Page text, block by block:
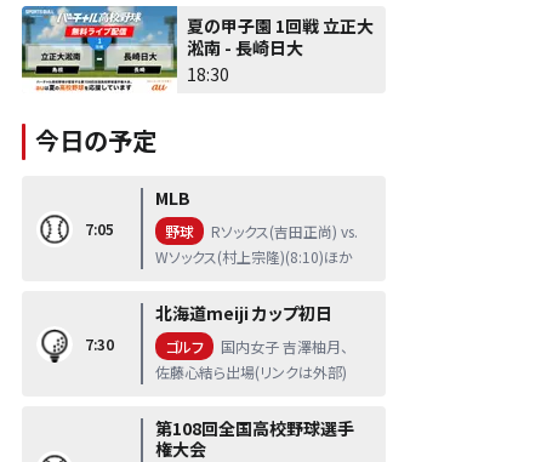
夏の甲子園 1回戦 立正大
淞南 - 長崎日大
18:30
今日の予定
7:05
MLB
野球
Rソックス(吉田正尚) vs.
Wソックス(村上宗隆)(8:10)ほか
7:30
北海道meiji カップ初日
ゴルフ
国内女子 吉澤柚月、
佐藤心結ら出場(リンクは外部)
第108回全国高校野球選手
権大会